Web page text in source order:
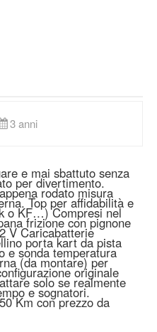
3 anni
e mai sbattuto senza
per divertimento.
rodato misura
Top per affidabilità e
o KF…) Compresi nel
frizione con pignone
V Caricabatterie
porta kart da pista
e sonda temperatura
(da montare) per
originale
solo se realmente
e sognatori.
Km con prezzo da